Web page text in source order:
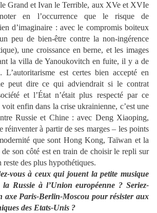
Grand et Ivan le Terrible, aux XVe et XVIe
en l’occurrence que le risque de
d’imaginaire : avec le compromis boiteux
peu de bien-être contre la non-ingérence
une croissance en berne, et les images
la villa de Yanoukovitch en fuite, il y a de
L’autoritarisme est certes bien accepté en
peut dire ce qui adviendrait si lecontrat
et l’État n’était plus respecté par ce
enfin dans la crise ukrainienne, c’est une
Russie et Chine : avec Deng Xiaoping,
réinventer à partir de ses marges– les points
que sont Hong Kong, Taïwan et la
son côté est en train de choisir le repli sur
des plus hypothétiques.
vous à ceux qui jouent la petite musique
la Russie à l’Union européenne ? Seriez-
axe Paris-Berlin-Moscou pour résister aux
des Etats-Unis ?